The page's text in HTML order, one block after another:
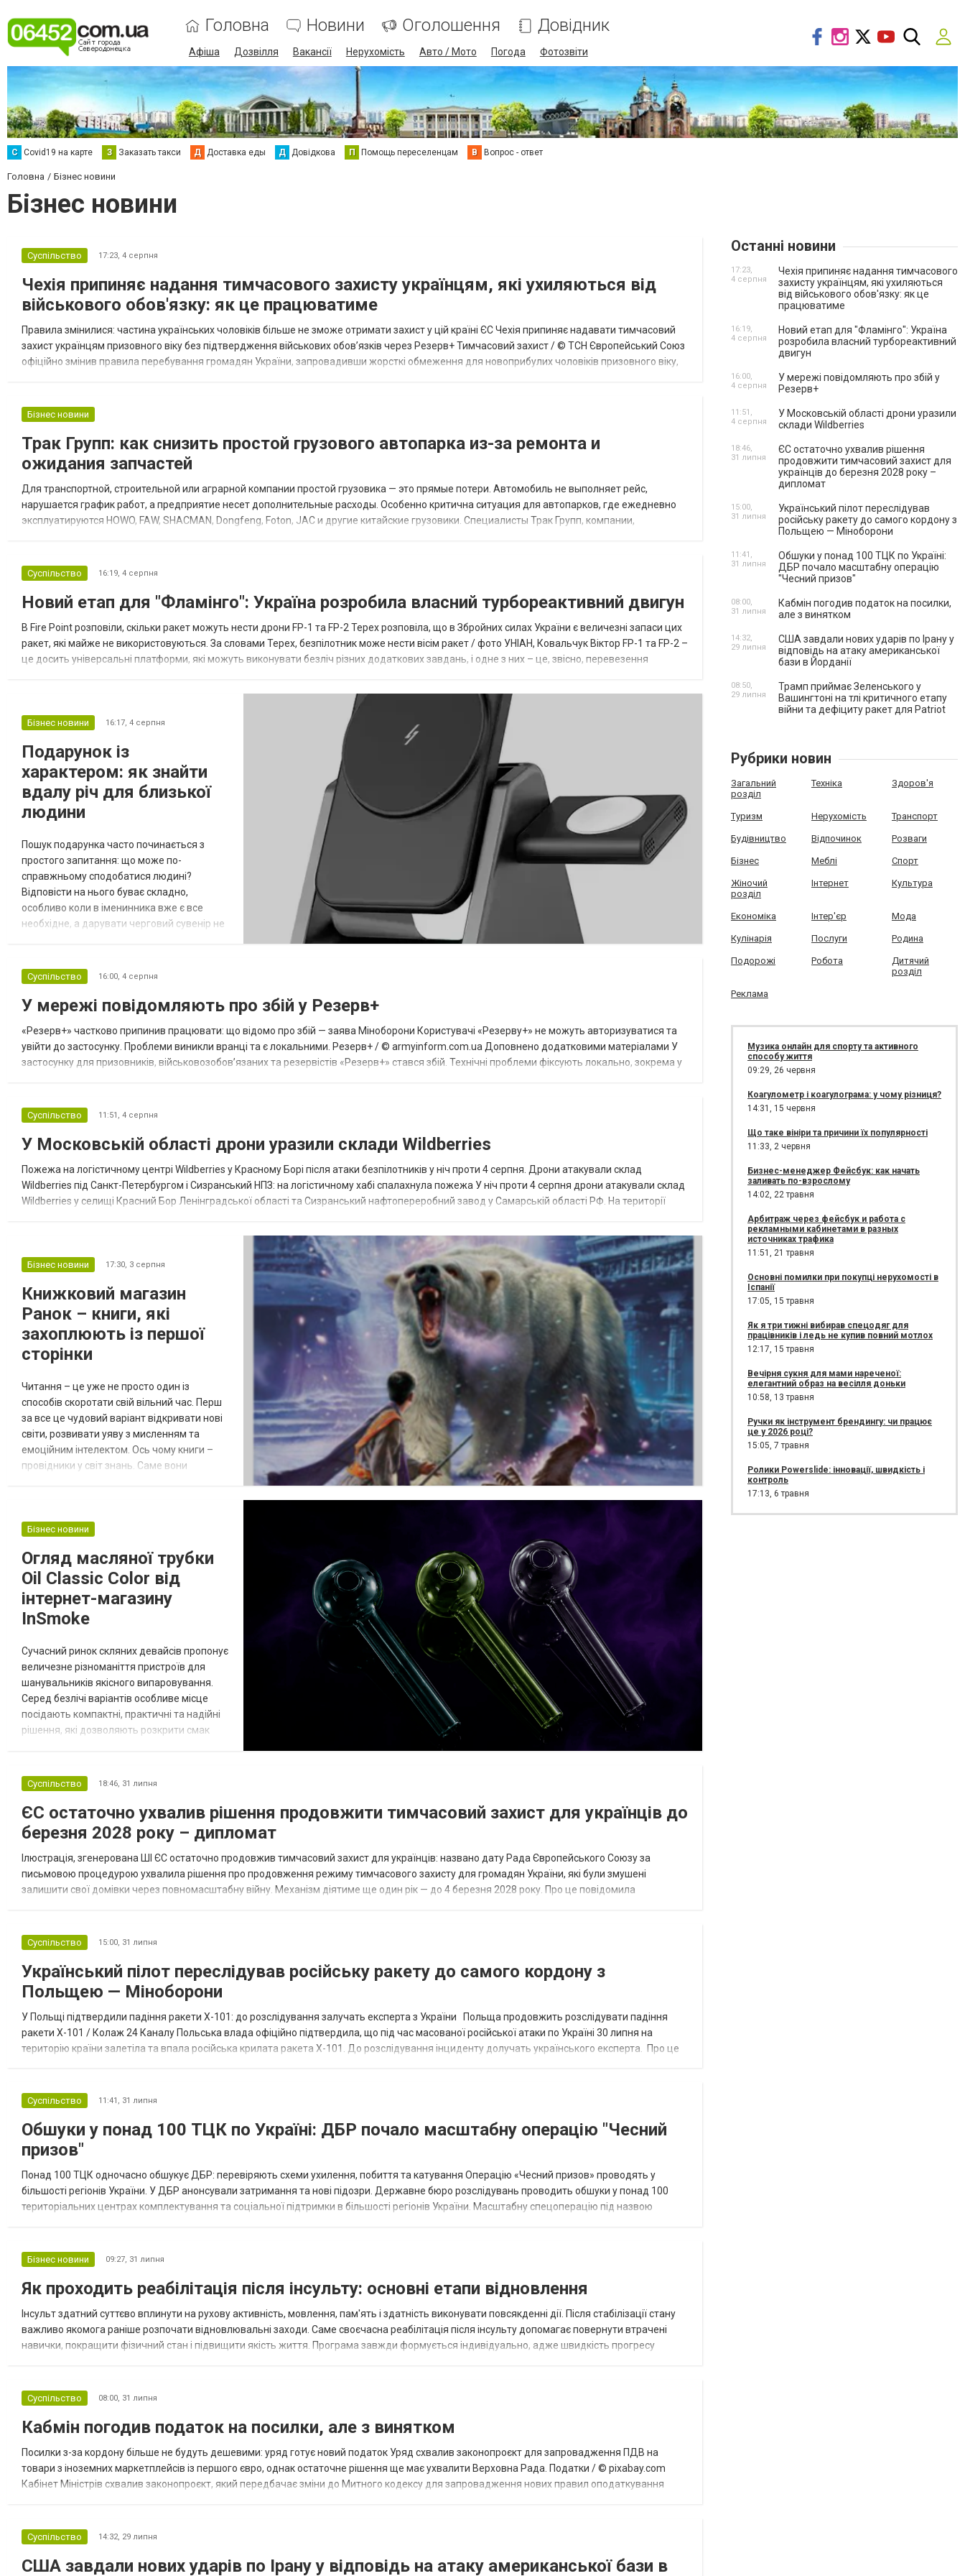
Головна Новини Оголошення Довідник
Афіша Дозвілля Вакансії Нерухомість Авто / Мото Погода Фотозвіти
С Сovid19 на карте З Заказать такси Д Доставка еды Д Довідкова П Помощь переселенцам В Вопрос - ответ
Головна Бізнес новини
Бізнес новини
Суспільство 17:23, 4 серпня
Чехія припиняє надання тимчасового захисту українцям, які ухиляються від
військового обов'язку: як це працюватиме
Правила змінилися: частина українських чоловіків більше не зможе отримати захист у цій країні ЄС Чехія припиняє надавати тимчасовий
захист українцям призовного віку без підтвердження військових обов’язків через Резерв+ Тимчасовий захист / © ТСН Європейський Союз
офіційно змінив правила перебування громадян України, запровадивши жорсткі обмеження для новоприбулих чоловіків призовного віку,
Бізнес новини
Трак Групп: как снизить простой грузового автопарка из-за ремонта и
ожидания запчастей
Для транспортной, строительной или аграрной компании простой грузовика — это прямые потери. Автомобиль не выполняет рейс,
нарушается график работ, а предприятие несет дополнительные расходы. Особенно критична ситуация для автопарков, где ежедневно
эксплуатируются HOWO, FAW, SHACMAN, Dongfeng, Foton, JAC и другие китайские грузовики. Специалисты Трак Групп, компании,
Суспільство 16:19, 4 серпня
Новий етап для "Фламінго": Україна розробила власний турбореактивний двигун
В Fire Point розповіли, скільки ракет можуть нести дрони FP-1 та FP-2 Терех розповіла, що в Збройних силах України є величезні запаси цих
ракет, які майже не використовуються. За словами Терех, безпілотник може нести вісім ракет / фото УНІАН, Ковальчук Віктор FP-1 та FP-2 –
це досить універсальні платформи, які можуть виконувати безліч різних додаткових завдань, і одне з них – це, звісно, перевезення
Бізнес новини 16:17, 4 серпня
Подарунок із
характером: як знайти
вдалу річ для близької
людини
Пошук подарунка часто починається з
простого запитання: що може по-
справжньому сподобатися людині?
Відповісти на нього буває складно,
особливо коли в іменинника вже є все
необхідне, а дарувати черговий сувенір не
викликати щирі емоції. Полегшити вибір
може спеціалізований магазин подарунків,
у якому товари розподілені за
одержувачами, подіями, професіями,
захопленнями та варті...
Суспільство 16:00, 4 серпня
У мережі повідомляють про збій у Резерв+
«Резерв+» частково припинив працювати: що відомо про збій — заява Міноборони Користувачі «Резерву+» не можуть авторизуватися та
увійти до застосунку. Проблеми виникли вранці та є локальними. Резерв+ / © armyinform.com.ua Доповнено додатковими матеріалами У
застосунку для призовників, військовозобов’язаних та резервістів «Резерв+» стався збій. Технічні проблеми фіксують локально, зокрема у
Суспільство 11:51, 4 серпня
У Московській області дрони уразили склади Wildberries
Пожежа на логістичному центрі Wildberries у Красному Борі після атаки безпілотників у ніч проти 4 серпня. Дрони атакували склад
Wildberries під Санкт-Петербургом і Сизранський НПЗ: на логістичному хабі спалахнула пожежа У ніч проти 4 серпня дрони атакували склад
Wildberries у селищі Красний Бор Ленінградської області та Сизранський нафтопереробний завод у Самарській області РФ. На території
Бізнес новини 17:30, 3 серпня
Книжковий магазин
Ранок – книги, які
захоплюють із першої
сторінки
Читання – це уже не просто один із
способів скоротати свій вільний час. Перш
за все це чудовий варіант відкривати нові
світи, розвивати уяву з мисленням та
емоційним інтелектом. Ось чому книги –
провідники у світ знань. Саме вони
нові та потрібні їм знання чи навіть знайти
знайомство з літературою приносило
виклю...
Бізнес новини
Огляд масляної трубки
Oil Classic Color від
інтернет-магазину
InSmoke
Сучасний ринок скляних девайсів пропонує
величезне різноманіття пристроїв для
шанувальників якісного випаровування.
Серед безлічі варіантів особливе місце
посідають компактні, практичні та надійні
рішення, які дозволяють розкрити смак
найпопулярніших товарів асортименту
українського інтернет-магазину InSmoke —
скляну трубку-вапорайзер Oil Classic Color.
Асортимент спеціалізованого магаз...
Суспільство 18:46, 31 липня
ЄС остаточно ухвалив рішення продовжити тимчасовий захист для українців до
березня 2028 року – дипломат
Ілюстрація, згенерована ШІ ЄС остаточно продовжив тимчасовий захист для українців: названо дату Рада Європейського Союзу за
письмовою процедурою ухвалила рішення про продовження режиму тимчасового захисту для громадян України, які були змушені
залишити свої домівки через повномасштабну війну. Механізм діятиме ще один рік — до 4 березня 2028 року. Про це повідомила
Суспільство 15:00, 31 липня
Український пілот переслідував російську ракету до самого кордону з
Польщею — Міноборони
У Польщі підтвердили падіння ракети Х-101: до розслідування залучать експерта з України Польща продовжить розслідувати падіння
ракети Х-101 / Колаж 24 Каналу Польська влада офіційно підтвердила, що під час масованої російської атаки по Україні 30 липня на
територію країни залетіла та впала російська крилата ракета Х-101. До розслідування інциденту долучать українського експерта. Про це
Суспільство 11:41, 31 липня
Обшуки у понад 100 ТЦК по Україні: ДБР почало масштабну операцію "Чесний
призов"
Понад 100 ТЦК одночасно обшукує ДБР: перевіряють схеми ухилення, побиття та катування Операцію «Чесний призов» проводять у
більшості регіонів України. У ДБР анонсували затримання та нові підозри. Державне бюро розслідувань проводить обшуки у понад 100
територіальних центрах комплектування та соціальної підтримки в більшості регіонів України. Масштабну спецоперацію під назвою
Бізнес новини 09:27, 31 липня
Як проходить реабілітація після інсульту: основні етапи відновлення
Інсульт здатний суттєво вплинути на рухову активність, мовлення, пам'ять і здатність виконувати повсякденні дії. Після стабілізації стану
важливо якомога раніше розпочати відновлювальні заходи. Саме своєчасна реабілітація після інсульту допомагає повернути втрачені
навички, покращити фізичний стан і підвищити якість життя. Програма завжди формується індивідуально, адже швидкість прогресу
Суспільство 08:00, 31 липня
Кабмін погодив податок на посилки, але з винятком
Посилки з-за кордону більше не будуть дешевими: уряд готує новий податок Уряд схвалив законопроєкт для запровадження ПДВ на
товари з іноземних маркетплейсів із першого євро, однак остаточне рішення ще має ухвалити Верховна Рада. Податки / © pixabay.com
Кабінет Міністрів схвалив законопроєкт, який передбачає зміни до Митного кодексу для запровадження нових правил оподаткування
Суспільство 14:32, 29 липня
США завдали нових ударів по Ірану у відповідь на атаку американської бази в
Останні новини
Чехія припиняє надання тимчасового
захисту українцям, які ухиляються
від військового обов'язку: як це
працюватиме
17:23,
4 серпня
Новий етап для "Фламінго": Україна
розробила власний турбореактивний
двигун
16:19,
4 серпня
У мережі повідомляють про збій у
Резерв+
16:00,
4 серпня
У Московській області дрони уразили
склади Wildberries
11:51,
4 серпня
ЄС остаточно ухвалив рішення
продовжити тимчасовий захист для
українців до березня 2028 року –
дипломат
18:46,
31 липня
Український пілот переслідував
російську ракету до самого кордону з
Польщею — Міноборони
15:00,
31 липня
Обшуки у понад 100 ТЦК по Україні:
ДБР почало масштабну операцію
"Чесний призов"
11:41,
31 липня
Кабмін погодив податок на посилки,
але з винятком
08:00,
31 липня
США завдали нових ударів по Ірану у
відповідь на атаку американської
бази в Йорданії
14:32,
29 липня
Трамп приймає Зеленського у
Вашингтоні на тлі критичного етапу
війни та дефіциту ракет для Patriot
08:50,
29 липня
Рубрики новин
Загальний
розділ
Техніка Здоров'я
Туризм Нерухомість Транспорт
Будівництво Відпочинок Розваги
Бізнес Меблі Спорт
Жіночий
розділ
Інтернет Культура
Економіка Інтер'єр Мода
Кулінарія Послуги Родина
Подорожі Робота
Дитячий
розділ
Реклама
Музика онлайн для спорту та активного
способу життя
09:29, 26 червня
Коагулометр і коагулограма: у чому різниця?
14:31, 15 червня
Що таке вініри та причини їх популярності
11:33, 2 червня
Бизнес-менеджер Фейсбук: как начать
заливать по-взрослому
14:02, 22 травня
Арбитраж через фейсбук и работа с
рекламными кабинетами в разных
источниках трафика
11:51, 21 травня
Основні помилки при покупці нерухомості в
Іспанії
17:05, 15 травня
Як я три тижні вибирав спецодяг для
працівників і ледь не купив повний мотлох
12:17, 15 травня
Вечірня сукня для мами нареченої:
елегантний образ на весілля доньки
10:58, 13 травня
Ручки як інструмент брендингу: чи працює
це у 2026 році?
15:05, 7 травня
Ролики Powerslide: інновації, швидкість і
контроль
17:13, 6 травня